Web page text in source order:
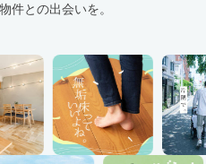
件との出会いを。